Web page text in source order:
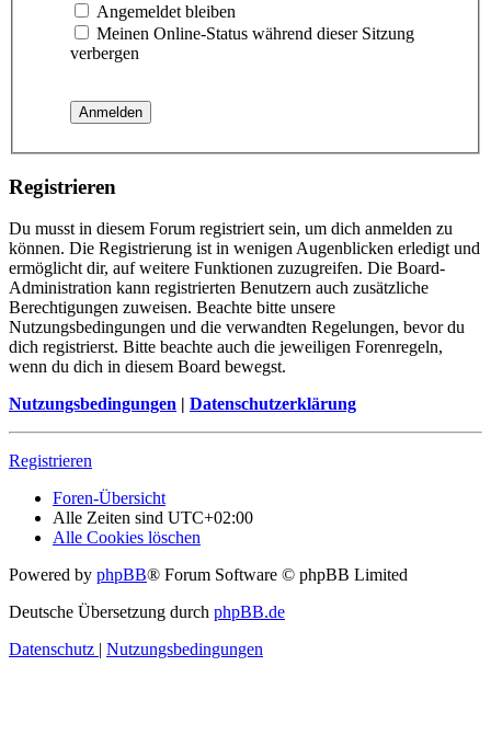
Angemeldet bleiben
Meinen Online-Status während dieser Sitzung
verbergen
Registrieren
Du musst in diesem Forum registriert sein, um dich anmelden zu
können. Die Registrierung ist in wenigen Augenblicken erledigt und
ermöglicht dir, auf weitere Funktionen zuzugreifen. Die Board-
Administration kann registrierten Benutzern auch zusätzliche
Berechtigungen zuweisen. Beachte bitte unsere
Nutzungsbedingungen und die verwandten Regelungen, bevor du
dich registrierst. Bitte beachte auch die jeweiligen Forenregeln,
wenn du dich in diesem Board bewegst.
Nutzungsbedingungen | Datenschutzerklärung
Registrieren
Foren-Übersicht
Alle Zeiten sind UTC+02:00
Alle Cookies löschen
Powered by phpBB® Forum Software © phpBB Limited
Deutsche Übersetzung durch phpBB.de
Datenschutz | Nutzungsbedingungen